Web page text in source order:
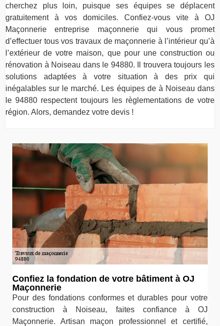
cherchez plus loin, puisque ses équipes se déplacent
gratuitement à vos domiciles. Confiez-vous vite à OJ
Maçonnerie entreprise maçonnerie qui vous promet
d’effectuer tous vos travaux de maçonnerie à l’intérieur qu’à
l’extérieur de votre maison, que pour une construction ou
rénovation à Noiseau dans le 94880. Il trouvera toujours les
solutions adaptées à votre situation à des prix qui
inégalables sur le marché. Les équipes de à Noiseau dans
le 94880 respectent toujours les règlementations de votre
région. Alors, demandez votre devis !
Confiez la fondation de votre bâtiment à OJ
Maçonnerie
Pour des fondations conformes et durables pour votre
construction à Noiseau, faites confiance à OJ
Maçonnerie. Artisan maçon professionnel et certifié,